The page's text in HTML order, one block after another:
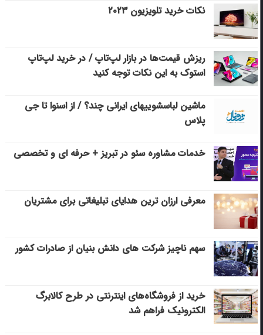
نکات خرید تلویزیون ۲۰۲۳
ریزش قیمت‌ها در بازار لپ‌تاپ / در خرید لپ‌تاپ
استوک به این نکات توجه کنید
ماشین لباسشویی‎های ایرانی چند؟ / از اسنوا تا جی
پلاس
خدمات مشاوره سئو در تبریز + حرفه ای و تخصصی
معرفی ارزان ترین هدایای تبلیغاتی برای مشتریان
سهم ناچیز شرکت های دانش بنیان از صادرات کشور
خرید از فروشگاه‌های اینترنتی در طرح کالابرگ
الکترونیک فراهم شد